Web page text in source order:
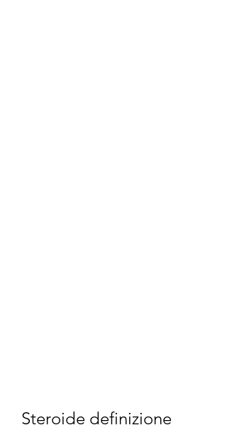
Steroide definizione